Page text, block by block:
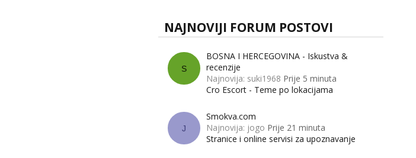
NAJNOVIJI FORUM POSTOVI
S
BOSNA I HERCEGOVINA - Iskustva &
recenzije
Najnovija: suki1968 Prije 5 minuta
Cro Escort - Teme po lokacijama
J
Smokva.com
Najnovija: jogo Prije 21 minuta
Stranice i online servisi za upoznavanje